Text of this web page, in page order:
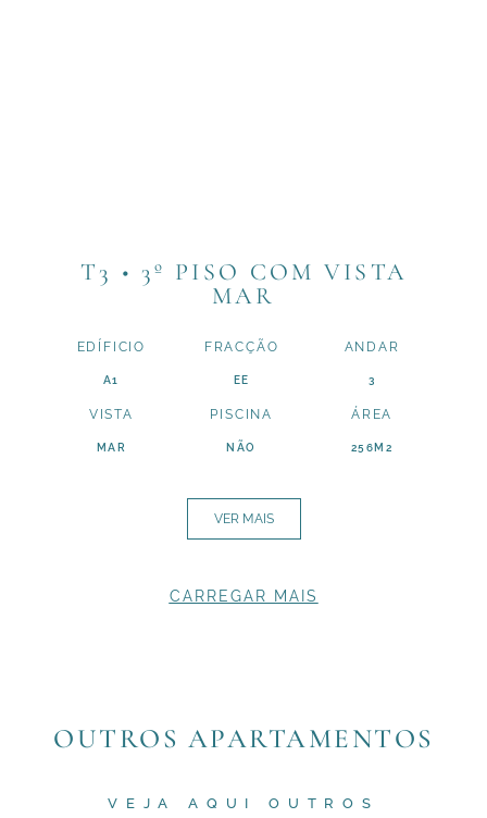
T3 • 3º PISO COM VISTA
MAR
EDÍFICIO
A1
FRACÇÃO
EE
ANDAR
3
VISTA
MAR
PISCINA
NÃO
ÁREA
256M2
VER MAIS
CARREGAR MAIS
OUTROS APARTAMENTOS
VEJA AQUI OUTROS